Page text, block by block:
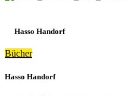
Hasso Handorf
Bücher
Hasso Handorf